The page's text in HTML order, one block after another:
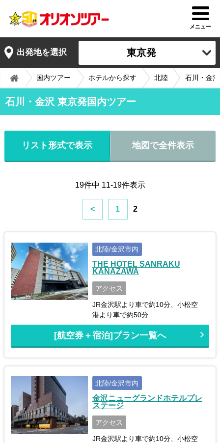
メニュー
出発地を選択 東京発
国内ツアー ホテルから探す 北陸 石川・金沢
石川・金沢 東京発国内ツアー
リスト形式で表示 地図で全件表示
19件中 11-19件表示
< 1 2
北陸/金沢市内
THE HOTEL SANRAKU
KANAZAWA
アクセス
JR金沢駅より車で約10分、小松空
港より車で約50分
[航空券＋宿泊]プラン一覧へ
北陸/金沢市内
金沢ニューグランドホテルプレ
ステージ
アクセス
JR金沢駅より車で約10分、小松空